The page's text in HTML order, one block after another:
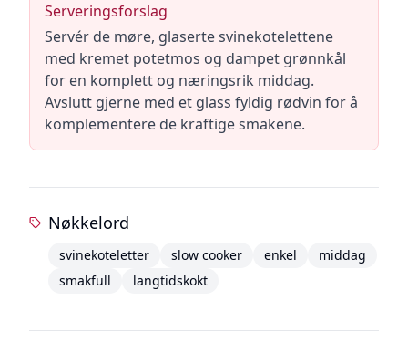
Serveringsforslag
Servér de møre, glaserte svinekotelettene
med kremet potetmos og dampet grønnkål
for en komplett og næringsrik middag.
Avslutt gjerne med et glass fyldig rødvin for å
komplementere de kraftige smakene.
Nøkkelord
svinekoteletter slow cooker enkel
middag
smakfull
langtidskokt